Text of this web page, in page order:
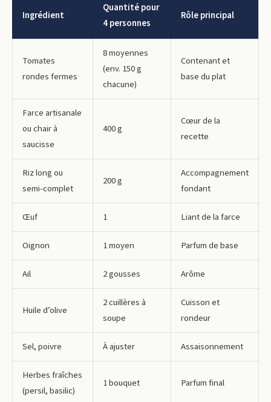
Ingrédient
Quantité pour
4 personnes
Rôle principal
Tomates
rondes fermes
8 moyennes
(env. 150 g
chacune)
Contenant et
base du plat
Farce artisanale
ou chair à
saucisse
400 g
Cœur de la
recette
Riz long ou
semi-complet
200 g
Accompagnement
fondant
Œuf 1 Liant de la farce
Oignon 1 moyen Parfum de base
Ail 2 gousses Arôme
Huile d’olive
2 cuillères à
soupe
Cuisson et
rondeur
Sel, poivre À ajuster Assaisonnement
Herbes fraîches
(persil, basilic)
1 bouquet Parfum final